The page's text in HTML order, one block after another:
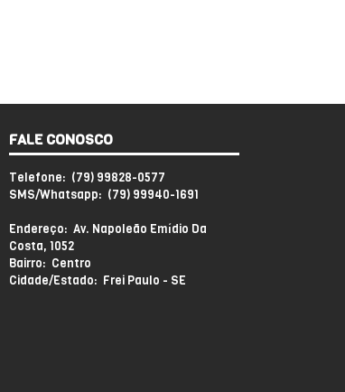
FALE CONOSCO
Telefone: (79) 99828-0577
SMS/Whatsapp: (79) 99940-1691
Endereço: Av. Napoleão Emídio Da
Costa, 1052
Bairro: Centro
Cidade/Estado: Frei Paulo - SE